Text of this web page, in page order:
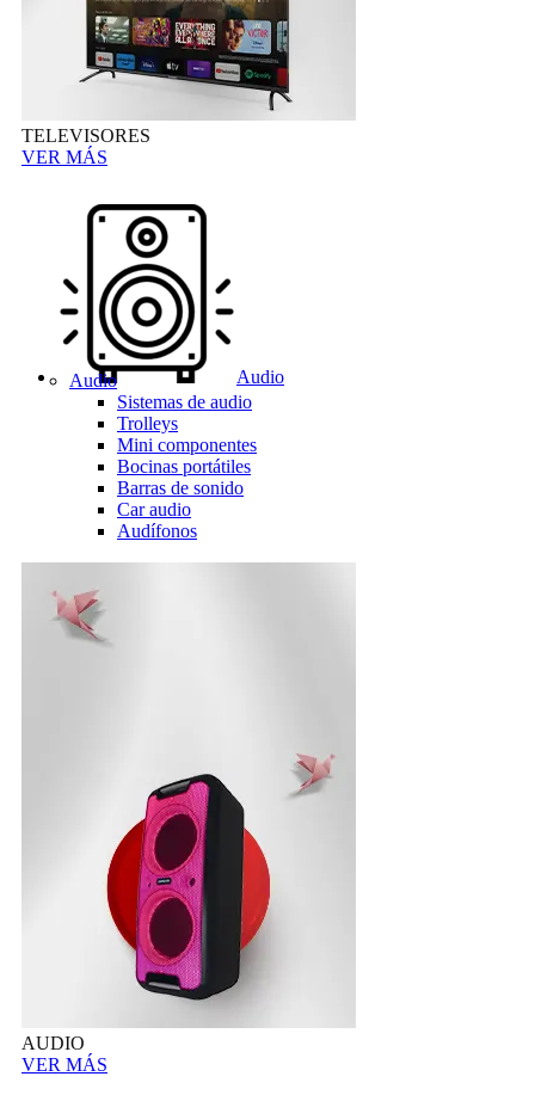
TELEVISORES
VER MÁS
Audio
Audio
Sistemas de audio
Trolleys
Mini componentes
Bocinas portátiles
Barras de sonido
Car audio
Audífonos
AUDIO
VER MÁS